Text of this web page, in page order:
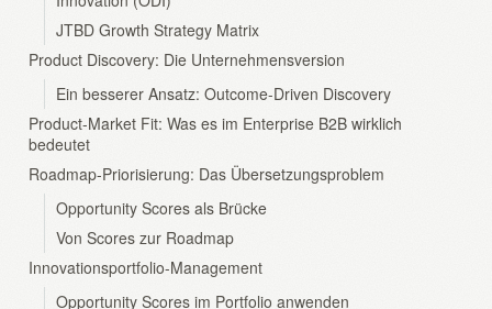
JTBD Growth Strategy Matrix
Product Discovery: Die Unternehmensversion
Ein besserer Ansatz: Outcome-Driven Discovery
Product-Market Fit: Was es im Enterprise B2B wirklich
bedeutet
Roadmap-Priorisierung: Das Übersetzungsproblem
Opportunity Scores als Brücke
Von Scores zur Roadmap
Innovationsportfolio-Management
Opportunity Scores im Portfolio anwenden